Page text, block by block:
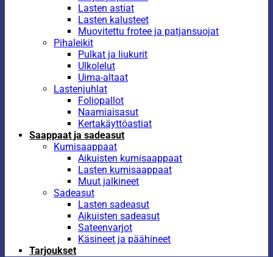
Lasten astiat
Lasten kalusteet
Muovitettu frotee ja patjansuojat
Pihaleikit
Pulkat ja liukurit
Ulkolelut
Uima-altaat
Lastenjuhlat
Foliopallot
Naamiaisasut
Kertakäyttöastiat
Saappaat ja sadeasut
Kumisaappaat
Aikuisten kumisaappaat
Lasten kumisaappaat
Muut jalkineet
Sadeasut
Lasten sadeasut
Aikuisten sadeasut
Sateenvarjot
Käsineet ja päähineet
Tarjoukset